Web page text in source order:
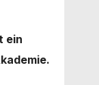
ein